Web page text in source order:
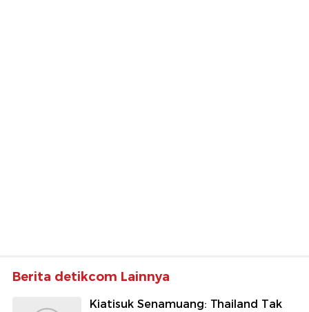
Berita detikcom Lainnya
Kiatisuk Senamuang: Thailand Tak